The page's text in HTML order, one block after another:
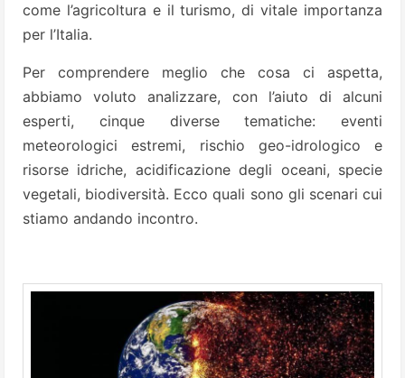
come l’agricoltura e il turismo, di vitale importanza
per l’Italia.
Per comprendere meglio che cosa ci aspetta,
abbiamo voluto analizzare, con l’aiuto di alcuni
esperti, cinque diverse tematiche: eventi
meteorologici estremi, rischio geo-idrologico e
risorse idriche, acidificazione degli oceani, specie
vegetali, biodiversità. Ecco quali sono gli scenari cui
stiamo andando incontro.